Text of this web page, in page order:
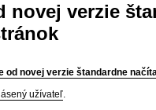
novej verzie
od novej verzie štandardne
užívateľ.